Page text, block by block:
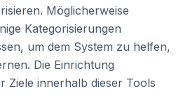
Möglicherweise
Kategorisierungen
um dem System zu helfen,
Die Einrichtung
Ziele innerhalb dieser Tools